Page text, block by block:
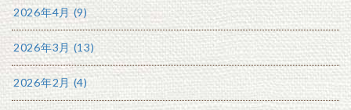
2026年4月 (9)
2026年3月 (13)
2026年2月 (4)